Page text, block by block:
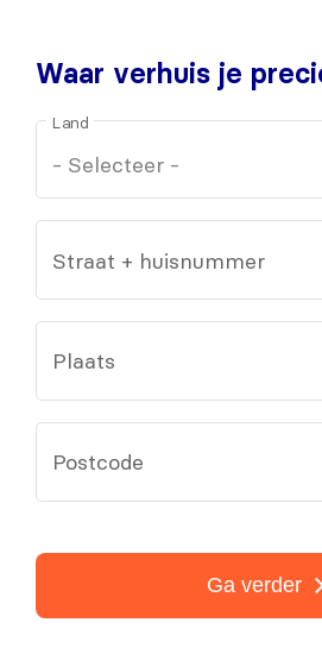
Waar verhuis je
Land
Straat + huisnummer
Plaats
Postcode
Ga verder